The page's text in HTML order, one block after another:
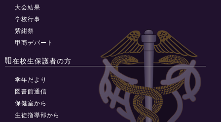
大会結果
学校行事
紫紺祭
甲商デパート
在校生保護者の方
学年だより
図書館通信
保健室から
生徒指導部から